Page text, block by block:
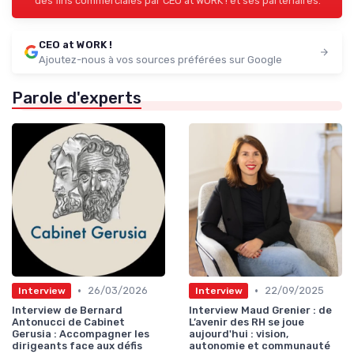
CEO at WORK !
Ajoutez-nous à vos sources préférées sur Google
Parole d'experts
Interview •
26/03/2026
Interview de Bernard
Antonucci de Cabinet
Gerusia : Accompagner les
dirigeants face aux défis
Interview •
22/09/2025
Interview Maud Grenier : de
L’avenir des RH se joue
aujourd'hui : vision,
autonomie et communauté